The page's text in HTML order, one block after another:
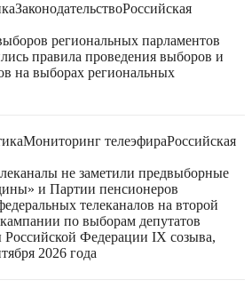
ЗаконодательствоРоссийская
региональных парламентов
правила проведения выборов и
на выборах региональных
Мониторинг телеэфираРоссийская
не заметили предвыборные
и Партии пенсионеров
телеканалов на второй
по выборам депутатов
Российской Федерации IX созыва,
2026 года